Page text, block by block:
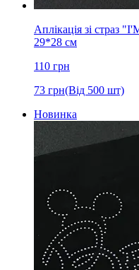
Аплікація зі страз
29*28 см
110 грн
73 грн(Від 500 шт)
Новинка